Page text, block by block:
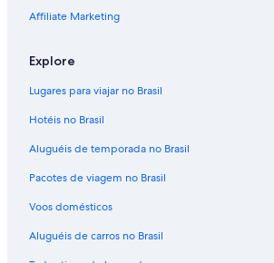
Affiliate Marketing
Explore
Lugares para viajar no Brasil
Hotéis no Brasil
Aluguéis de temporada no Brasil
Pacotes de viagem no Brasil
Voos domésticos
Aluguéis de carros no Brasil